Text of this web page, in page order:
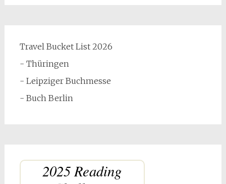
Travel Bucket List 2026
- Thüringen
- Leipziger Buchmesse
- Buch Berlin
2025 Reading